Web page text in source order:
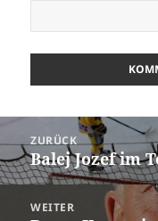
Navigation
ZURÜCK
Vorheriger
Beitrag:
Balej Jozef im
WEITER